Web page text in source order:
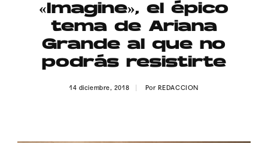
Publicidad
Contacto
Aviso Legal
«Imagine», el épico
tema de Ariana
Grande al que no
podrás resistirte
14 diciembre, 2018 Por REDACCION